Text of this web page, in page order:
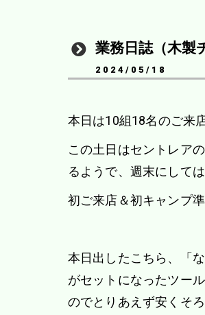
業務日誌（木製
2024/05/18
本日は10組18名のご来店
この土日はセントレア
るようで、週末にして
初ご来店＆初キャンプ
本日出したこちら、「
がセットになったツー
のでとりあえず安くそ